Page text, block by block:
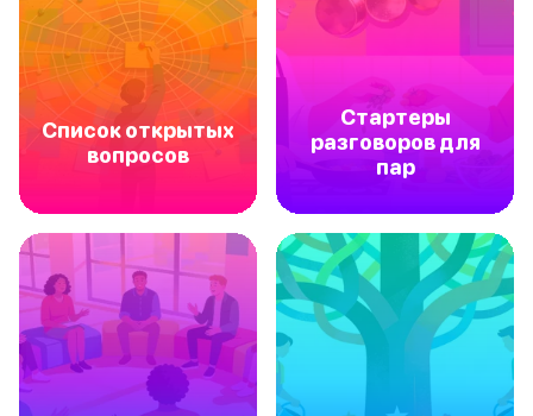
Список открытых
вопросов
Стартеры
разговоров для
пар